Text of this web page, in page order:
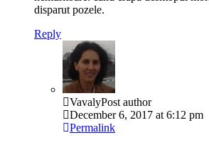
disparut pozele.
Reply
VavalyPost author
December 6, 2017 at 6:12 pm
Permalink